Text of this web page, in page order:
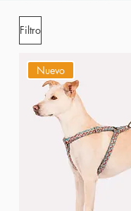
Filtro
Nuevo